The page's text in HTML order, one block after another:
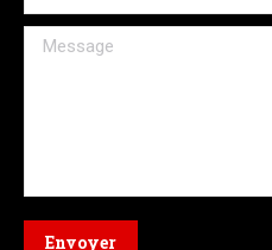
Message
Envoyer